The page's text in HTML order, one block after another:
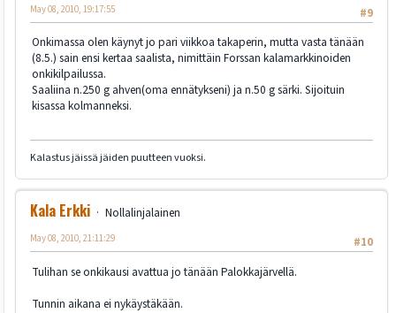
#9
May 08, 2010, 19:17:55
Onkimassa olen käynyt jo pari viikkoa takaperin, mutta vasta tänään
(8.5.) sain ensi kertaa saalista, nimittäin Forssan kalamarkkinoiden
onkikilpailussa.
Saaliina n.250 g ahven(oma ennätykseni) ja n.50 g särki. Sijoituin
kisassa kolmanneksi.
Kalastus jäissä jäiden puutteen vuoksi.
Kala Erkki
Nollalinjalainen
#10
May 08, 2010, 21:11:29
Tulihan se onkikausi avattua jo tänään Palokkajärvellä.
Tunnin aikana ei nykäystäkään.